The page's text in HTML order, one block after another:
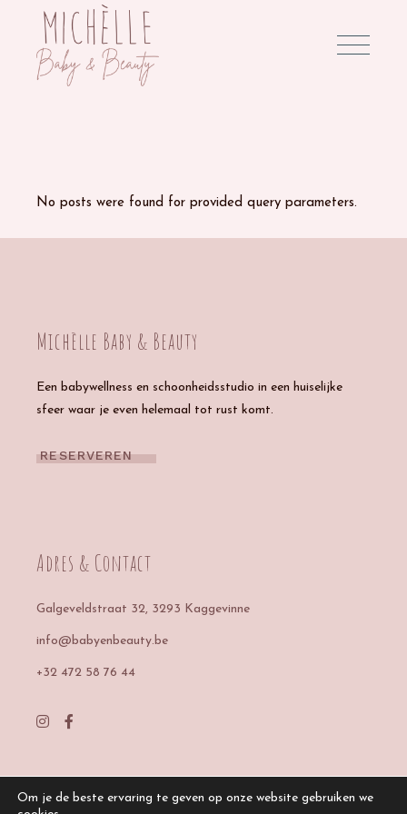
No posts were found for provided query parameters.
Michèlle Baby & Beauty
Een babywellness en schoonheidsstudio in een huiselijke
sfeer waar je even helemaal tot rust komt.
RESERVEREN
Adres & Contact
Galgeveldstraat 32, 3293 Kaggevinne
info@babyenbeauty.be
+32 472 58 76 44
Om je de beste ervaring te geven op onze website gebruiken we